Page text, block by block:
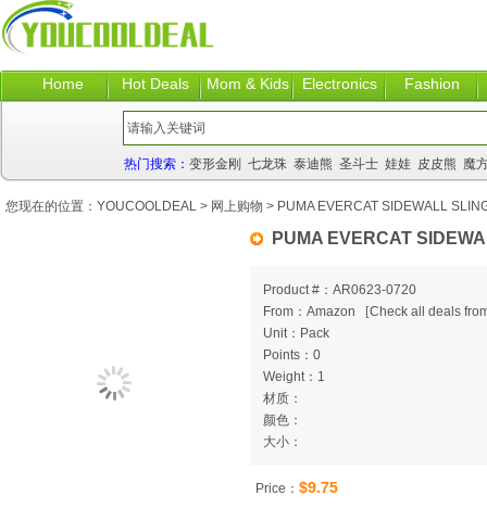
Home Hot Deals Mom & Kids Electronics Fashion
热门搜索： 变形金刚 七龙珠 泰迪熊 圣斗士 娃娃 皮皮熊 魔
PUMA EVERCAT
Product #：AR0623-0720
From：Amazon
[Check all deals
Unit：Pack
Points：0
Weight：1
材质：
颜色：
大小：
Price： $9.75
您现在的位置： YOUCOOLDEAL > 网上购物 > PUMA EVERCAT SIDEWALL